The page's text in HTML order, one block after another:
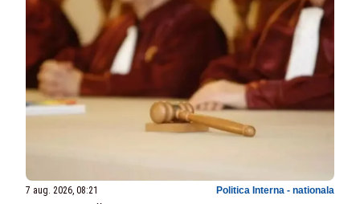
7 aug. 2026, 08:21 Politica Interna - nationala